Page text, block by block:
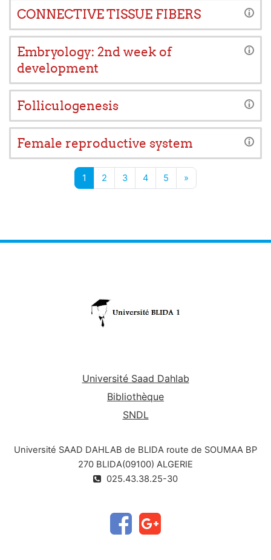
CONNECTIVE TISSUE FIBERS
Embryology: 2nd week of
development
Folliculogenesis
Female reproductive system
1 Page 1
2 Page 2
3Page 3
4Page 4
5 Page 5
»
Université Saad Dahlab
Bibliothèque
SNDL
Université SAAD DAHLAB de BLIDA route de SOUMAA BP
270 BLIDA(09100) ALGERIE
025.43.38.25-30